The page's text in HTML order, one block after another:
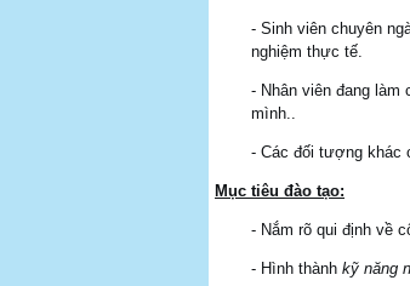
- Sinh viên chuyên
nghiệm thực tế.
- Nhân viên đang làm
mình..
- Các đối tượng khác
Mục tiêu đào tạo:
- Nắm rõ qui định về
- Hình thành kỹ năng